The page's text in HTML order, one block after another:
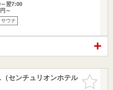
翌7:00
～
サウナ
お気に入
りに追加
センチュリオンホテル